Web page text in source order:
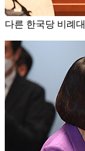
다른 한국당 비례